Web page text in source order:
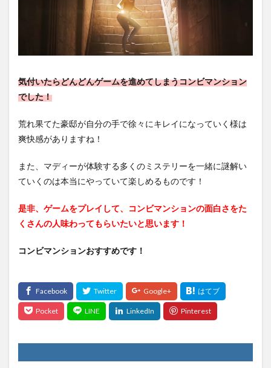
気付いたらどんどんゲームを進めてしまうコンビマンション
でした！
荒れ果てた豪邸が自分の手で徐々にキレイになっていく様は
爽快感がありますね！
また、マディーが体験する多くのミステリーを一緒に謎解い
ていくのは本当にやっていて楽しめるものです！
是非、ゲームをプレイして、コンビマンションの面白さをた
くさんの人味わってもらいたいと思います！
コンビマンションおすすめです！